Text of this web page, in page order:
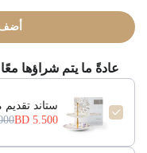
عادةً ما يتم شراؤها معًا
ستاند
5.500 BD
BD